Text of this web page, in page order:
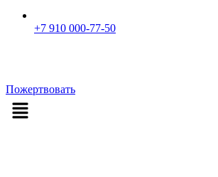
+7 910 000-77-50
Пожертвовать